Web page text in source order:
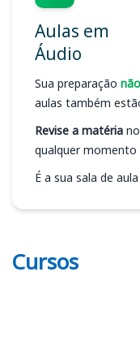
Aulas em
Áudio
Sua preparação
aulas também
Revise a matéria
qualquer momento
É a sua sala de aula
Cursos